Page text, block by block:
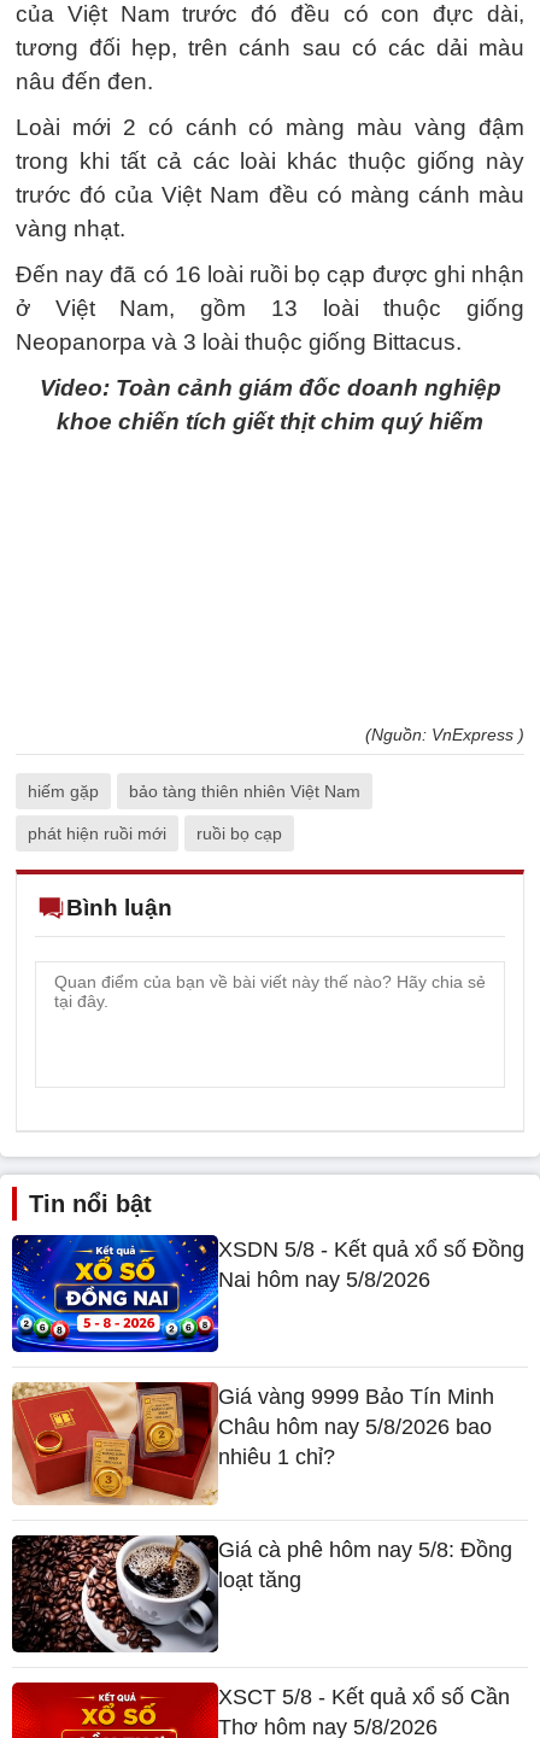
của Việt Nam trước đó đều có con đực dài,
tương đối hẹp, trên cánh sau có các dải màu
nâu đến đen.
Loài mới 2 có cánh có màng màu vàng đậm
trong khi tất cả các loài khác thuộc giống này
trước đó của Việt Nam đều có màng cánh màu
vàng nhạt.
Đến nay đã có 16 loài ruồi bọ cạp được ghi nhận
ở Việt Nam, gồm 13 loài thuộc giống
Neopanorpa và 3 loài thuộc giống Bittacus.
Video: Toàn cảnh giám đốc doanh nghiệp
khoe chiến tích giết thịt chim quý hiếm
(Nguồn: VnExpress )
hiếm gặp bảo tàng thiên nhiên Việt Nam
phát hiện ruồi mới ruồi bọ cạp
Bình luận
Tin nổi bật
XSDN 5/8 - Kết quả xổ số Đồng
Nai hôm nay 5/8/2026
Giá vàng 9999 Bảo Tín Minh
Châu hôm nay 5/8/2026 bao
nhiêu 1 chỉ?
Giá cà phê hôm nay 5/8: Đồng
loạt tăng
XSCT 5/8 - Kết quả xổ số Cần
Thơ hôm nay 5/8/2026